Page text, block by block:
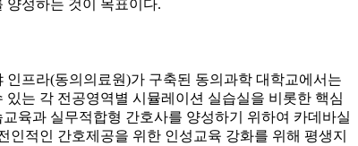
양성하는 것이 목표이다.
프라(동의의료원)가 구축된 동의과학 대학교에서는
는 각 전공영역별 시뮬레이션 실습실을 비롯한 핵심
육과 실무적합형 간호사를 양성하기 위하여 카데바실
적인 간호제공을 위한 인성교육 강화를 위해 평생지